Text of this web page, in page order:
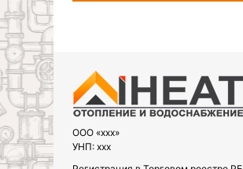
OOO «xxx»
УНП: xxx